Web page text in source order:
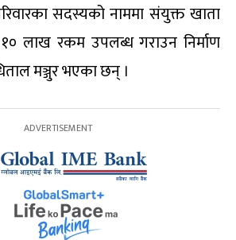
सदस्यको नाममा संयुक्त खाता
लाख रकम उपलब्ध गराउन निर्माण
मञ्जुर भएका छन् ।